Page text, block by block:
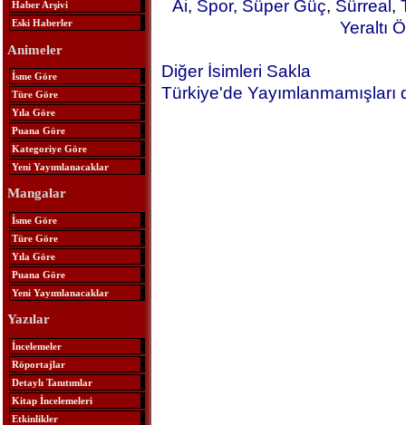
Haber Arşivi
Eski Haberler
Animeler
İsme Göre
Türe Göre
Yıla Göre
Puana Göre
Kategoriye Göre
Yeni Yayımlanacaklar
Mangalar
İsme Göre
Türe Göre
Yıla Göre
Puana Göre
Yeni Yayımlanacaklar
Yazılar
İncelemeler
Röportajlar
Detaylı Tanıtımlar
Kitap İncelemeleri
Etkinlikler
Ai, Spor, Süper Güç, Sürreal ,
Yeraltı
Diğer İsimleri Sakla
Türkiye'de Yayımlanmamışları